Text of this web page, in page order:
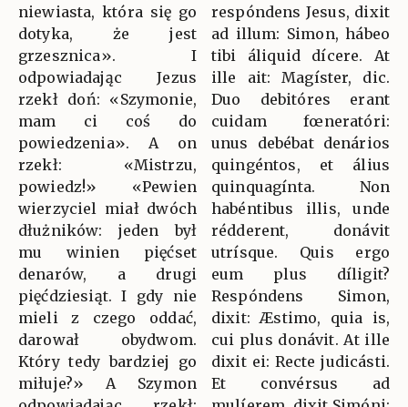
niewiasta, która się go
dotyka, że jest
grzesznica». I
odpowiadając Jezus
rzekł doń: «Szymonie,
mam ci coś do
powiedzenia». A on
rzekł: «Mistrzu,
powiedz!» «Pewien
wierzyciel miał dwóch
dłużników: jeden był
mu winien pięćset
denarów, a drugi
pięćdziesiąt. I gdy nie
mieli z czego oddać,
darował obydwom.
Który tedy bardziej go
miłuje?» A Szymon
respóndens Jesus, dixit
ad illum: Simon, hábeo
tibi áliquid dícere. At
ille ait: Magíster, dic.
Duo debitóres erant
cuidam fœneratóri:
unus debébat denários
quingéntos, et álius
quinquagínta. Non
habéntibus illis, unde
rédderent, donávit
utrísque. Quis ergo
eum plus díligit?
Respóndens Simon,
dixit: Æstimo, quia is,
cui plus donávit. At ille
dixit ei: Recte judicásti.
Et convérsus ad